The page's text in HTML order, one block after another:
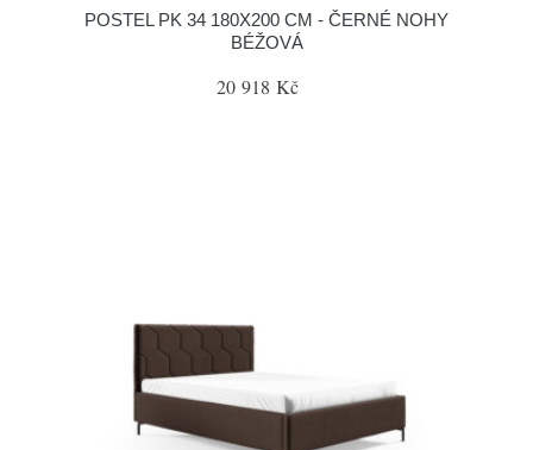
POSTEL PK 34 180X200 CM - ČERNÉ NOHY
BÉŽOVÁ
20 918 Kč